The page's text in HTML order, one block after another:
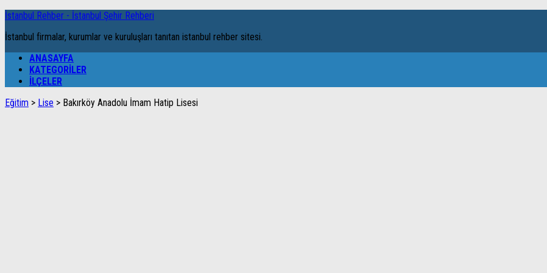
İstanbul Rehber - İstanbul Şehir Rehberi
İstanbul firmalar, kurumlar ve kuruluşları tanıtan istanbul rehber sitesi.
ANASAYFA
KATEGORILER
İLÇELER
Eğitim > Lise > Bakırköy Anadolu İmam Hatip Lisesi